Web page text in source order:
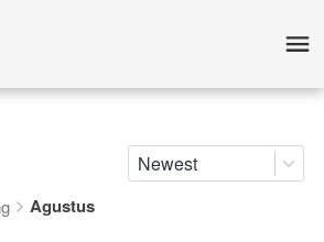
Newest
Agustus